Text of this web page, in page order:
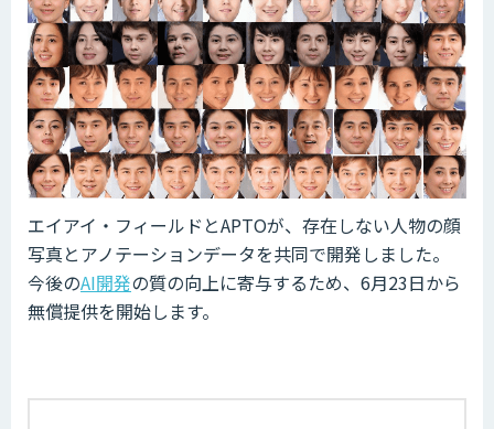
エイアイ・フィールドとAPTOが、存在しない人物の顔
写真とアノテーションデータを共同で開発しました。
今後のAI開発の質の向上に寄与するため、6月23日から
無償提供を開始します。